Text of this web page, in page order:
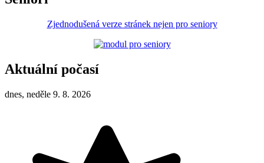
Zjednodušená verze stránek nejen pro seniory
Aktuální počasí
dnes, neděle 9. 8. 2026